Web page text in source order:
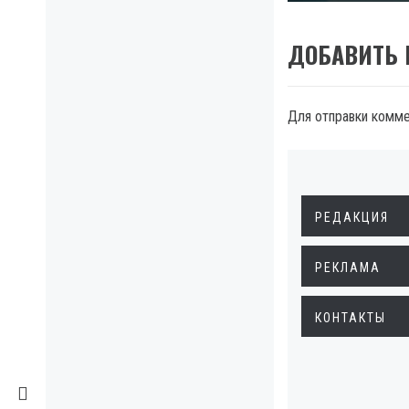
ДОБАВИТЬ
Для отправки
РЕДАКЦИЯ
РЕКЛАМА
КОНТАКТЫ